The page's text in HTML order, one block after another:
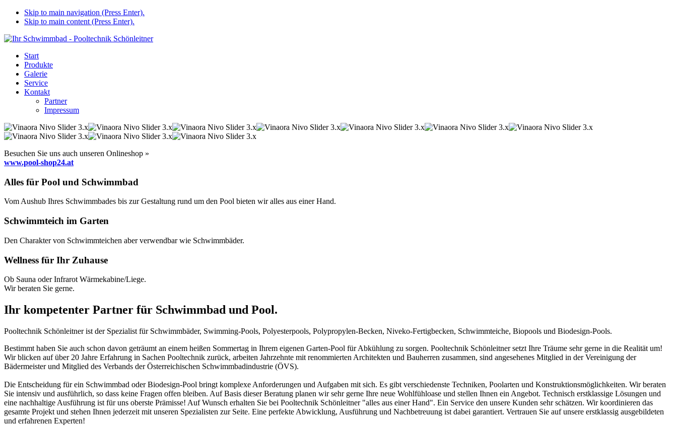
Skip to main navigation (Press Enter).
Skip to main content (Press Enter).
Start
Produkte
Galerie
Service
Kontakt
Partner
Impressum
Besuchen Sie uns auch unseren Onlineshop »
www.pool-shop24.at
Alles für Pool und Schwimmbad
Vom Aushub Ihres Schwimmbades bis zur Gestaltung rund um den Pool bieten wir alles aus einer Hand.
Schwimmteich im Garten
Den Charakter von Schwimmteichen aber verwendbar wie Schwimmbäder.
Wellness für Ihr Zuhause
Ob Sauna oder Infrarot Wärmekabine/Liege.
Wir beraten Sie gerne.
Ihr kompetenter Partner für Schwimmbad und Pool.
Pooltechnik Schönleitner ist der Spezialist für Schwimmbäder, Swimming-Pools, Polyesterpools, Polypropylen-Becken, Niveko-Fertigbecken, Schwimmteiche, Biopools und Biodesign-Pools.
Bestimmt haben Sie auch schon davon geträumt an einem heißen Sommertag in Ihrem eigenen Garten-Pool für Abkühlung zu sorgen. Pooltechnik Schönleitner setzt Ihre Träume sehr gerne in die Realität um!
Wir blicken auf über 20 Jahre Erfahrung in Sachen Pooltechnik zurück, arbeiten Jahrzehnte mit renommierten Architekten und Bauherren zusammen, sind angesehenes Mitglied in der Vereinigung der
Bädermeister und Mitglied des Verbands der Österreichischen Schwimmbadindustrie (ÖVS).
Die Entscheidung für ein Schwimmbad oder Biodesign-Pool bringt komplexe Anforderungen und Aufgaben mit sich. Es gibt verschiedenste Techniken, Poolarten und Konstruktionsmöglichkeiten. Wir beraten
Sie intensiv und ausführlich, so dass keine Fragen offen bleiben. Auf Basis dieser Beratung planen wir sehr gerne Ihre neue Wohlfühloase und stellen Ihnen ein Angebot. Technisch erstklassige Lösungen und
eine nachhaltige Ausführung ist für uns oberste Prämisse! Auf Wunsch erhalten Sie bei Pooltechnik Schönleitner "alles aus einer Hand". Ein Service den unsere Kunden sehr schätzen. Wir koordinieren das
gesamte Projekt und stehen Ihnen jederzeit mit unseren Spezialisten zur Seite. Eine perfekte Abwicklung, Ausführung und Nachbetreuung ist dabei garantiert. Vertrauen Sie auf unsere erstklassig ausgebildeten
und erfahrenen Experten!